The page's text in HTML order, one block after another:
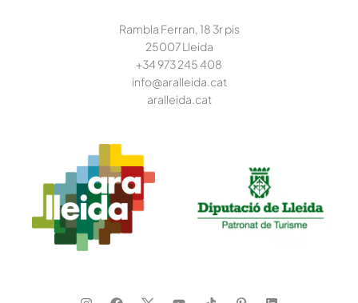
Rambla Ferran, 18 3r pis
25007 Lleida
+34 973 245408
info@aralleida.cat
aralleida.cat